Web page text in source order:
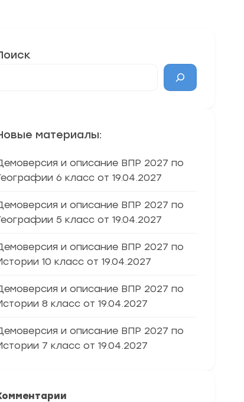
материалы:
и описание ВПР 2027 по
6 класс от 19.04.2027
и описание ВПР 2027 по
5 класс от 19.04.2027
и описание ВПР 2027 по
10 класс от 19.04.2027
и описание ВПР 2027 по
8 класс от 19.04.2027
и описание ВПР 2027 по
7 класс от 19.04.2027